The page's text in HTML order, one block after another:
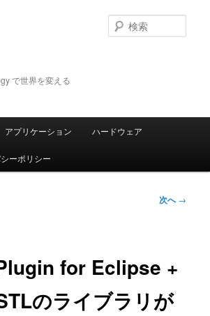
で世界を変える
索
アプリケーション ハードウェア
ーポリシー
次へ→
for Eclipse +
のライブラリが